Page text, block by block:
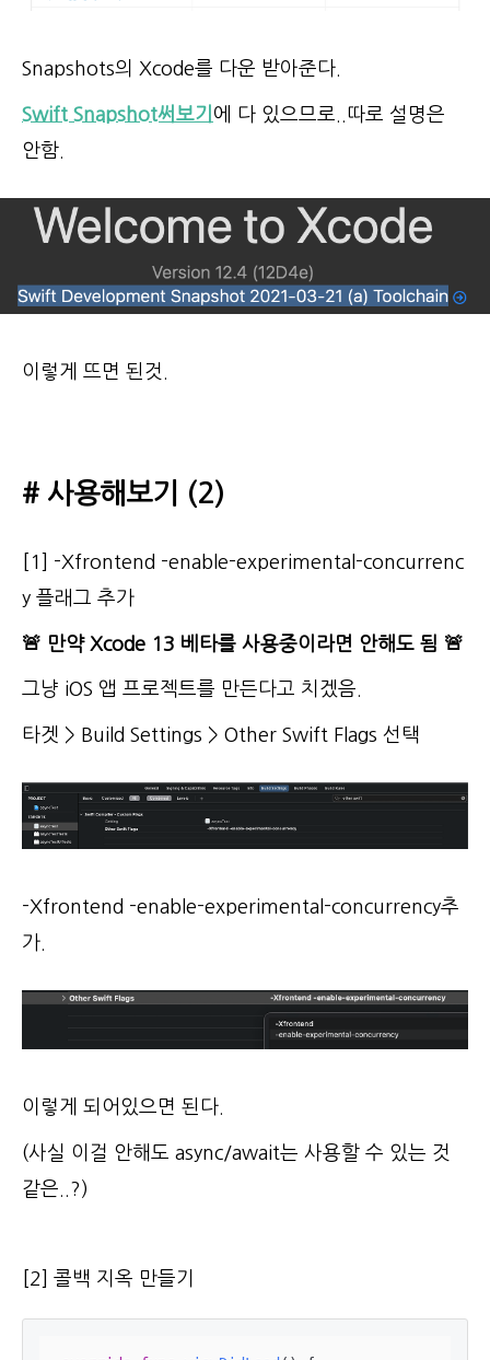
Snapshots의 Xcode를 다운 받아준다.
Swift Snapshot써보기 에 다 있으므로..따로 설명은
안함.
이렇게 뜨면 된것.
# 사용해보기 (2)
[1] -Xfrontend -enable-experimental-concurrenc
y 플래그 추가
🚨 만약 Xcode 13 베타를 사용중이라면 안해도 됨 🚨
그냥 iOS 앱 프로젝트를 만든다고 치겠음.
타겟 > Build Settings > Other Swift Flags 선택
-Xfrontend -enable-experimental-concurrency추
가.
이렇게 되어있으면 된다.
(사실 이걸 안해도 async/await는 사용할 수 있는 것
같은..?)
[2] 콜백 지옥 만들기